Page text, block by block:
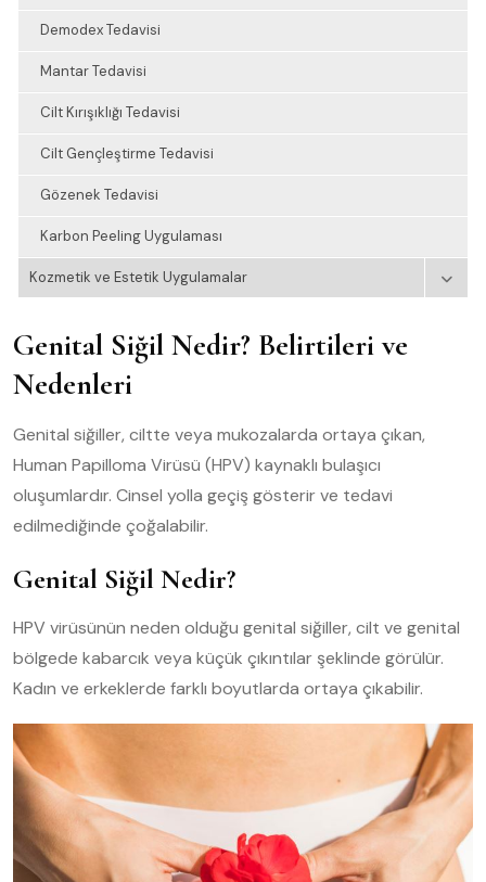
Demodex Tedavisi
Mantar Tedavisi
Cilt Kırışıklığı Tedavisi
Cilt Gençleştirme Tedavisi
Gözenek Tedavisi
Karbon Peeling Uygulaması
Kozmetik ve Estetik Uygulamalar
Genital Siğil Nedir? Belirtileri ve
Nedenleri
Genital siğiller, ciltte veya mukozalarda ortaya çıkan,
Human Papilloma Virüsü (HPV) kaynaklı bulaşıcı
oluşumlardır. Cinsel yolla geçiş gösterir ve tedavi
edilmediğinde çoğalabilir.
Genital Siğil Nedir?
HPV virüsünün neden olduğu genital siğiller, cilt ve genital
bölgede kabarcık veya küçük çıkıntılar şeklinde görülür.
Kadın ve erkeklerde farklı boyutlarda ortaya çıkabilir.